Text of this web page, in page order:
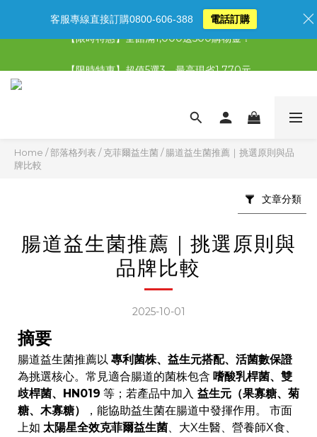
【限時特惠】全館滿1,000送500購物金！
【限時特惠】全館滿1,000送500購物金！
Home /部落格列表 /克菲爾益生菌/腸道益生菌推薦｜挑選原則與品
牌比較
文章分類
腸道益生菌推薦｜挑選原則與
品牌比較
2025-10-01
摘要
腸道益生菌推薦以 專利菌株、益生元搭配、活菌數保證
為挑選核心。常見適合腸道的菌株包含 嗜酸乳桿菌、雙
歧桿菌、HN019 等；若產品中加入 益生元（果寡糖、菊
糖、木寡糖）
，能協助益生菌在腸道中發揮作用。 市面
上如 太陽星全效克菲爾益生菌、大X生醫、營養師X食、
客服專線直接訂購0800-606-388 電話訂購